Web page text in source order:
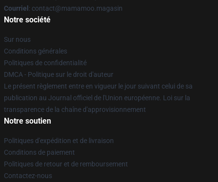
Courriel : contact@mamamoo.magasin
Notre société
Sur nous
Conditions générales
Politiques de confidentialité
DMCA - Politique sur le droit d'auteur
Le présent règlement entre en vigueur le jour suivant celui de sa
publication au Journal officiel de l'Union européenne. Loi sur la
transparence de la chaîne d'approvisionnement
Notre soutien
Politiques d'expédition et de livraison
Conditions de paiement
Politiques de retour et de remboursement
Contactez-nous